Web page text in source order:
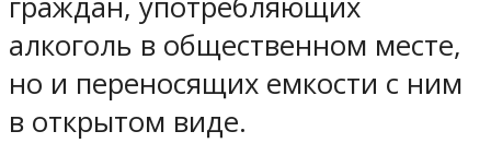
алкоголь в общественном месте,
но и переносящих емкости с ним
в открытом виде.